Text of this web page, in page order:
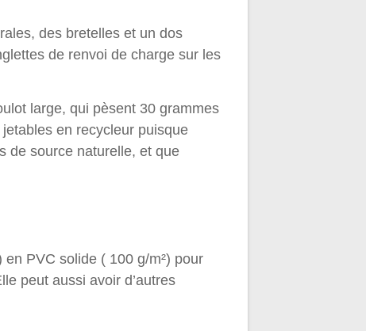
des bretelles et un dos
de renvoi de charge sur les
large, qui pèsent 30 grammes
en recycleur puisque
de source naturelle, et que
PVC solide ( 100 g/m²) pour
peut aussi avoir d’autres